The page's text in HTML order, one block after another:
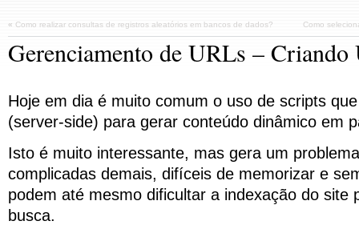
« Como realizar consultas de registros aleatórios em bancos de dados? Como
Gerenciamento de URLs – Criando
Hoje em dia é muito comum o uso de scripts
(server-side) para gerar conteúdo dinâmico em
Isto é muito interessante, mas gera um
complicadas demais, difíceis de memorizar e
podem até mesmo dificultar a indexação do site
busca.